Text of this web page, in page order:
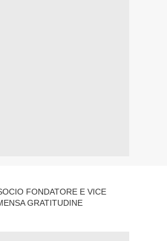
FONDATORE E VICE
GRATITUDINE